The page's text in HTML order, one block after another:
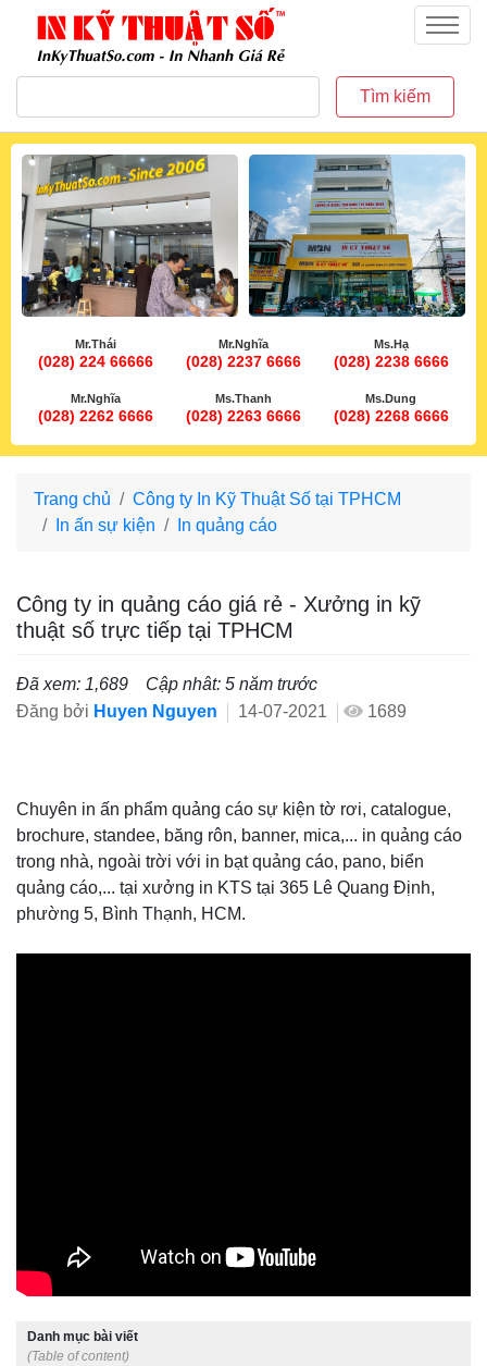
inkythuatso.com
Menu
Tìm kiếm
Mr.Thái
(028) 224 66666
Mr.Nghĩa
(028) 2237 6666
Ms.Hạ
(028) 2238 6666
Mr.Nghĩa
(028) 2262 6666
Ms.Thanh
(028) 2263 6666
Ms.Dung
(028) 2268 6666
Trang chủ
Công ty In Kỹ Thuật Số tại TPHCM
In ấn sự kiện
In quảng cáo
Công ty in quảng cáo giá rẻ - Xưởng in kỹ
thuật số trực tiếp tại TPHCM
Đã xem: 1,689
Cập nhât: 5 năm trước
Đăng bởi Huyen Nguyen 14-07-2021 1689
Chuyên in ấn phẩm quảng cáo sự kiện tờ rơi, catalogue,
brochure, standee, băng rôn, banner, mica,... in quảng cáo
trong nhà, ngoài trời với in bạt quảng cáo, pano, biển
quảng cáo,... tại xưởng in KTS tại 365 Lê Quang Định,
phường 5, Bình Thạnh, HCM.
Danh mục bài viết
(Table of content)